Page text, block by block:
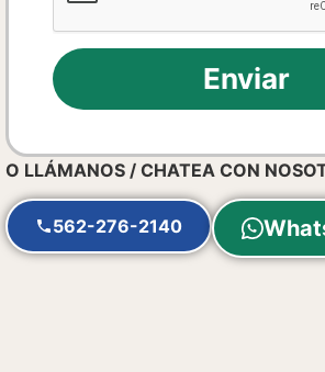
Enviar
O LLÁMANOS / CHATEA CON
562-276-2140